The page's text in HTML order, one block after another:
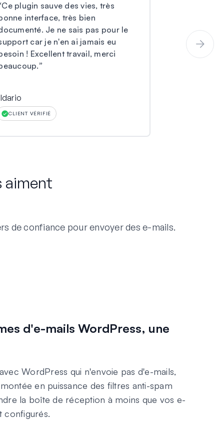
Ce plugin sauve des vies, très
interface, très bien
Je ne sais pas pour le
car je n'en ai jamais eu
! Excellent travail, merci
”
CLIENT VÉRIFIÉ
manquant
leur copie
aiment
de confiance pour envoyer des e-mails.
d'e-mails WordPress, une
WordPress qui n'envoie pas d'e-mails,
en puissance des filtres anti-spam
la boîte de réception à moins que vos e-
configurés.